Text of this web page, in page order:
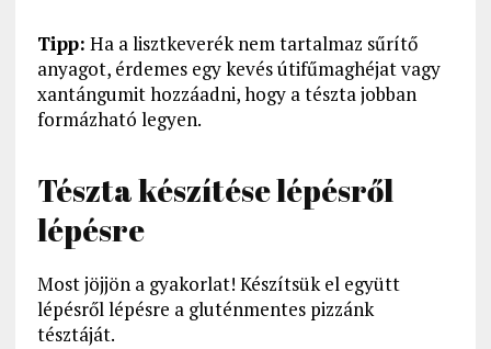
Tipp: Ha a lisztkeverék nem tartalmaz sűrítő
anyagot, érdemes egy kevés útifűmaghéjat vagy
xantángumit hozzáadni, hogy a tészta jobban
formázható legyen.
Tészta készítése lépésről
lépésre
Most jöjjön a gyakorlat! Készítsük el együtt
lépésről lépésre a gluténmentes pizzánk
tésztáját.